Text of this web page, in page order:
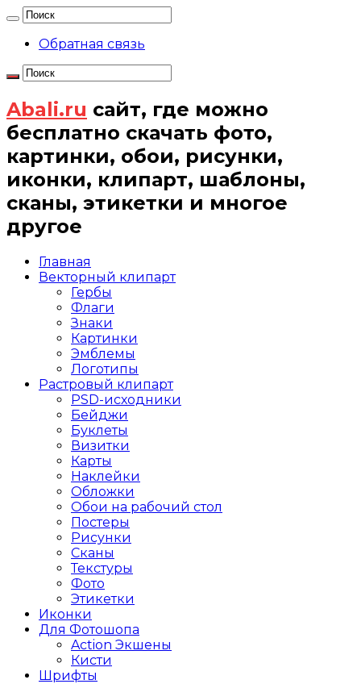
Обратная связь
Abali.ru сайт, где можно
бесплатно скачать фото,
картинки, обои, рисунки,
иконки, клипарт, шаблоны,
сканы, этикетки и многое
другое
Главная
Векторный клипарт
Гербы
Флаги
Знаки
Картинки
Эмблемы
Логотипы
Растровый клипарт
PSD-исходники
Бейджи
Буклеты
Визитки
Карты
Наклейки
Обложки
Обои на рабочий стол
Постеры
Рисунки
Сканы
Текстуры
Фото
Этикетки
Иконки
Для Фотошопа
Action Экшены
Кисти
Шрифты